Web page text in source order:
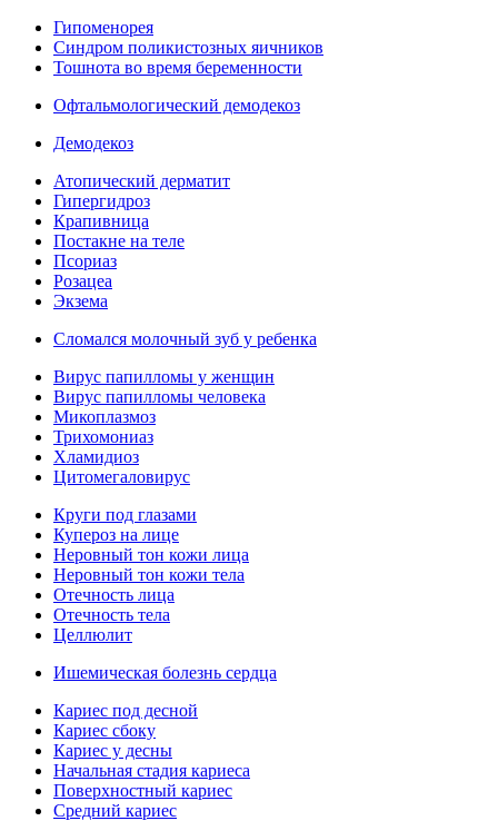
Гипоменорея
Синдром поликистозных яичников
Тошнота во время беременности
Офтальмологический демодекоз
Демодекоз
Атопический дерматит
Гипергидроз
Крапивница
Постакне на теле
Псориаз
Розацеа
Экзема
Сломался молочный зуб у ребенка
Вирус папилломы у женщин
Вирус папилломы человека
Микоплазмоз
Трихомониаз
Хламидиоз
Цитомегаловирус
Круги под глазами
Купероз на лице
Неровный тон кожи лица
Неровный тон кожи тела
Отечность лица
Отечность тела
Целлюлит
Ишемическая болезнь сердца
Кариес под десной
Кариес сбоку
Кариес у десны
Начальная стадия кариеса
Поверхностный кариес
Средний кариес